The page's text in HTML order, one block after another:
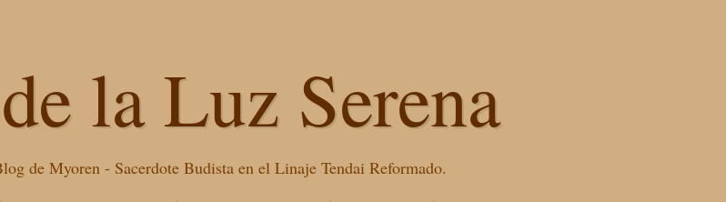
la Luz Serena
de Myoren - Sacerdote Budista en el Linaje Tendai Reformado.